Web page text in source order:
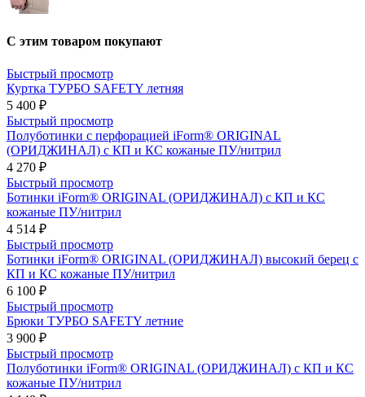
С этим товаром покупают
Быстрый просмотр
Куртка ТУРБО SAFETY летняя
5 400 ₽
Быстрый просмотр
Полуботинки с перфорацией iForm® ORIGINAL
(ОРИДЖИНАЛ) с КП и КС кожаные ПУ/нитрил
4 270 ₽
Быстрый просмотр
Ботинки iForm® ORIGINAL (ОРИДЖИНАЛ) с КП и КС
кожаные ПУ/нитрил
4 514 ₽
Быстрый просмотр
Ботинки iForm® ORIGINAL (ОРИДЖИНАЛ) высокий берец с
КП и КС кожаные ПУ/нитрил
6 100 ₽
Быстрый просмотр
Брюки ТУРБО SAFETY летние
3 900 ₽
Быстрый просмотр
Полуботинки iForm® ORIGINAL (ОРИДЖИНАЛ) с КП и КС
кожаные ПУ/нитрил